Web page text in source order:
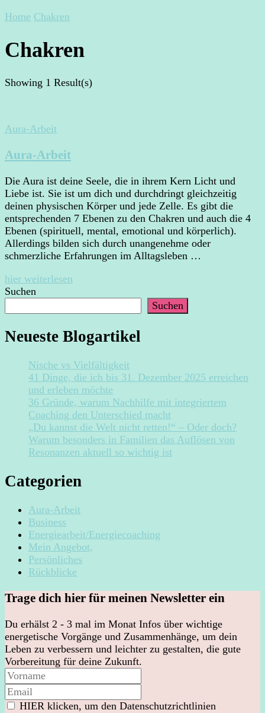
Home Chakren
Chakren
Showing 1 Result(s)
Aura-Arbeit
Aura-Arbeit
Die Aura ist deine Seele, die in ihrem Kern Licht und
Liebe ist. Sie ist um dich und durchdringt gleichzeitig
deinen physischen Körper und jede Zelle. Es gibt die
entsprechenden 7 Ebenen zu den Chakren und auch die 4
Ebenen (spirituell, mental, emotional und körperlich).
Allerdings bilden sich durch unangenehme oder
schmerzliche Erfahrungen im Alltagsleben …
hier weiterlesen
Suchen
Suchen
Neueste Blogartikel
Nische vs Vielfältigkeit
41 Dinge, die ich bis 31. Dezember 2025 erreichen
und erleben möchte
36 Gründe, warum Nachhilfe mit integriertem
Coaching den Unterschied macht
„Du kannst die Welt nicht retten!“ – Oder doch?
Warum besonders in Familien das Auflösen von
Resonanzen aktuell so wichtig ist
Categorien
Aura-Arbeit
Business
Energiearbeit/Energiecoaching
Mein Angebot,
Persönliches
Rückblicke
Trage dich hier für meinen Newsletter ein
Du erhälst 2 - 3 mal im Monat Infos über wichtige
energetische Vorgänge und Zusammenhänge, um dein
Leben zu verbessern und leichter zu gestalten, die gute
Vorbereitung für deine Zukunft.
HIER klicken, um den Datenschutzrichtlinien